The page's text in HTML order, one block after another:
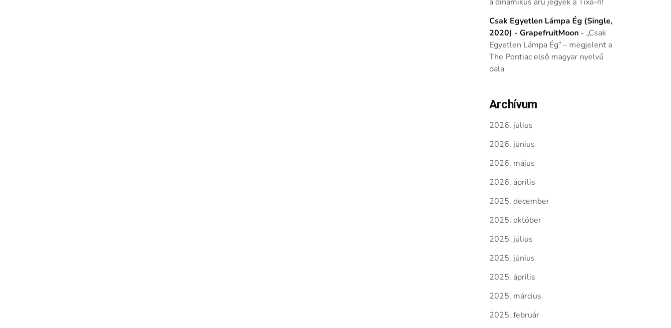
Csak Egyetlen Lámpa Ég (Single,
2020) - GrapefruitMoon- „Csak
Egyetlen Lámpa Ég” – megjelent a
The Pontiac első magyar nyelvű
dala
Archívum
2026. július
2026. június
2026. május
2026. április
2025. december
2025. október
2025. július
2025. június
2025. április
2025. március
2025. február